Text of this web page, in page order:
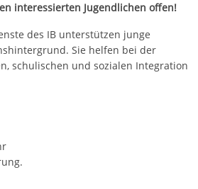
interessierten Jugendlichen offen!
des IB unterstützen junge
Sie helfen bei der
schulischen und sozialen Integration